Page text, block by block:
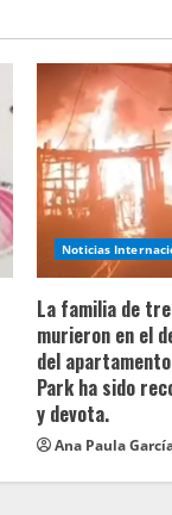
Noticias
La familia de
murieron en el
del
Park ha sido
y devota.
Ana Paula